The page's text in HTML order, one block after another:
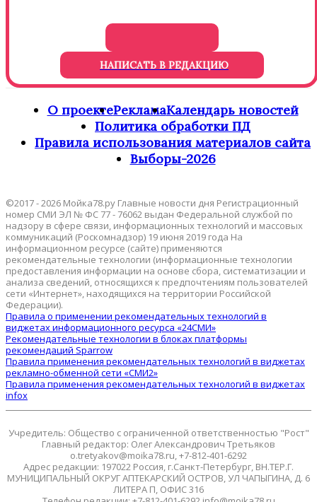
НАПИСАТЬ В РЕДАКЦИЮ
О проектеРекламаКалендарь новостей
Политика обработки ПД
Правила использования материалов сайта
Выборы-2026
©2017 - 2026 Мойка78.ру Главные новости дня Регистрационный
номер СМИ ЭЛ № ФС 77 - 76062 выдан Федеральной службой по
надзору в сфере связи, информационных технологий и массовых
коммуникаций (Роскомнадзор) 19 июня 2019 года На
информационном ресурсе (сайте) применяются
рекомендательные технологии (информационные технологии
предоставления информации на основе сбора, систематизации и
анализа сведений, относящихся к предпочтениям пользователей
сети «Интернет», находящихся на территории Российской
Федерации).
Правила о применении рекомендательных технологий в
виджетах информационного ресурса «24СМИ»
Рекомендательные технологии в блоках платформы
рекомендаций Sparrow
Правила применения рекомендательных технологий в виджетах
рекламно-обменной сети «СМИ2»
Правила применения рекомендательных технологий в виджетах
infox
Учредитель: Общество с ограниченной ответственностью "Рост"
Главный редактор: Олег Александрович Третьяков
o.tretyakov@moika78.ru, +7-812-401-6292
Адрес редакции: 197022 Россия, г.Санкт-Петербург, ВН.ТЕР.Г.
МУНИЦИПАЛЬНЫЙ ОКРУГ АПТЕКАРСКИЙ ОСТРОВ, УЛ ЧАПЫГИНА, Д. 6
ЛИТЕРА П, ОФИС 316